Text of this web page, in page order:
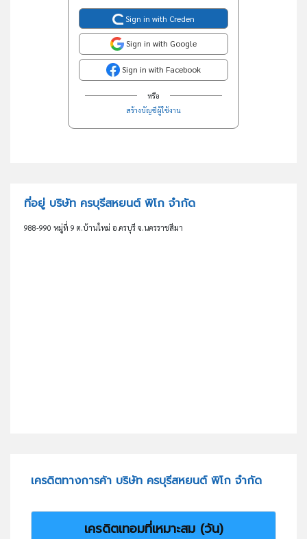
Sign in with Creden
Sign in with Google
Sign in with Facebook
หรือ
สร้างบัญชีผู้ใช้งาน
ที่อยู่ บริษัท ครบุรีสหยนต์ พิโก จำกัด
988-990 หมู่ที่ 9 ต.บ้านใหม่ อ.ครบุรี จ.นครราชสีมา
เครดิตทางการค้า บริษัท ครบุรีสหยนต์ พิโก จำกัด
เครดิตเทอมที่เหมาะสม (วัน)